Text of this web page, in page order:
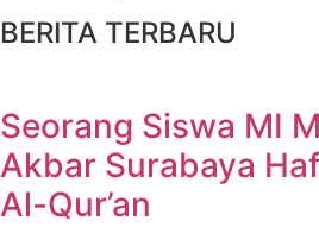
BERITA TERBARU
Seorang Siswa MI
Akbar Surabaya
Al-Qur’an